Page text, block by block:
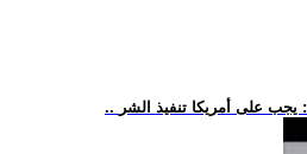
يجب على أمريكا تنفيذ الشر